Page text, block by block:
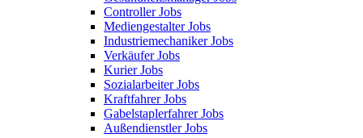
Controller Jobs
Mediengestalter Jobs
Industriemechaniker Jobs
Verkäufer Jobs
Kurier Jobs
Sozialarbeiter Jobs
Kraftfahrer Jobs
Gabelstaplerfahrer Jobs
Außendienstler Jobs